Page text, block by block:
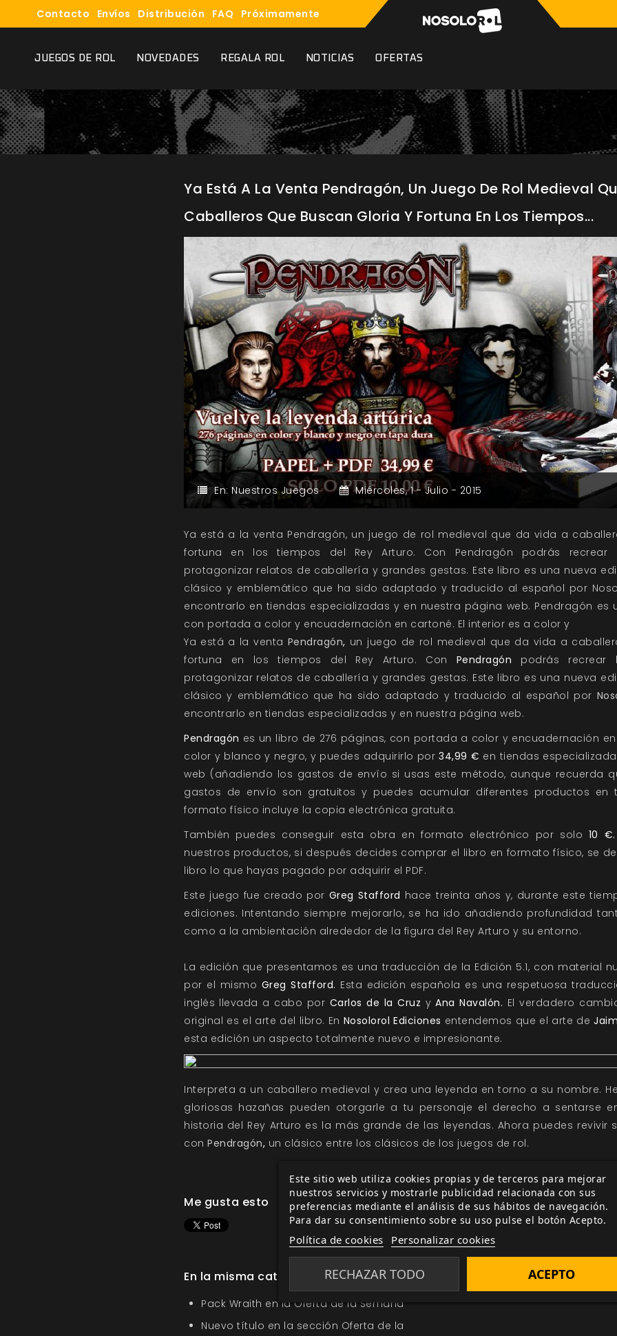
Contacto Envíos Distribución FAQ Próximamente
JUEGOS DE ROL NOVEDADES REGALA ROL NOTICIAS OFERTAS
Ya Está A La Venta Pendragón, Un Juego De Rol Medieval
Caballeros Que Buscan Gloria Y Fortuna En Los Tiempos...
En: Nuestros Juegos Miércoles,1 -Julio - 2015
Ya está a la venta Pendragón, un juego de rol medieval que da vida a
fortuna en los tiempos del Rey Arturo. Con Pendragón podrás
protagonizar relatos de caballería y grandes gestas. Este libro es una nueva
clásico y emblemático que ha sido adaptado y traducido al español por
encontrarlo en tiendas especializadas y en nuestra página web. Pendragón es
con portada a color y encuadernación en cartoné. El interior es a color y
Ya está a la venta Pendragón, un juego de rol medieval que da vida a
fortuna en los tiempos del Rey Arturo. Con Pendragón podrás recrear
protagonizar relatos de caballería y grandes gestas. Este libro es una nueva
clásico y emblemático que ha sido adaptado y traducido al español por
encontrarlo en tiendas especializadas y en nuestra página web.
Pendragón es un libro de 276 páginas, con portada a color y encuadernación
color y blanco y negro, y puedes adquirirlo por34,99 € en tiendas
web (añadiendo los gastos de envío si usas este método, aunque recuerda
gastos de envío son gratuitos y puedes acumular diferentes productos en
formato físico incluye la copia electrónica gratuita.
También puedes conseguir esta obra en formato electrónico por solo 10
nuestros productos, si después decides comprar el libro en formato físico, se
libro lo que hayas pagado por adquirir el PDF.
Este juego fue creado por Greg Stafford hace treinta años y, durante este
ediciones. Intentando siempre mejorarlo, se ha ido añadiendo profundidad
como a la ambientación alrededor de la figura del Rey Arturo y su entorno.
La edición que presentamos es una traducción de la Edición 5.1, con material
por el mismo Greg Stafford. Esta edición española es una respetuosa
inglés llevada a cabo por Carlos de la Cruz yAna Navalón. El verdadero
original es el arte del libro. En Nosolorol Ediciones entendemos que el arte de
esta edición un aspecto totalmente nuevo e impresionante.
Interpreta a un caballero medieval y crea una leyenda en torno a su nombre.
gloriosas hazañas pueden otorgarle a tu personaje el derecho a sentarse
historia del Rey Arturo es la más grande de las leyendas. Ahora puedes revivir
con Pendragón, un clásico entre los clásicos de los juegos de rol.
Me gusta esto
En la misma categoría
Pack Wraith en la Oferta de la Semana
Nuevo título en la sección Oferta de la
Relacionada por
Este sitio web utiliza cookies propias y de terceros para mejorar
nuestros servicios y mostrarle publicidad relacionada con sus
preferencias mediante el análisis de sus hábitos de navegación.
Para dar su consentimiento sobre su uso pulse el botón Acepto.
Política de cookies Personalizar cookies
RECHAZAR TODO ACEPTO